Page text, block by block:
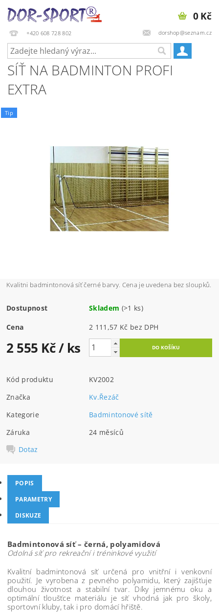
+420 608 728 802 dorshop@seznam.cz
0 Kč
SÍŤ NA BADMINTON PROFI
EXTRA
Tip
Kvalitni badmintonová síť černé barvy. Cena je uvedena bez sloupků.
Dostupnost Skladem (>1 ks)
Cena 2 111,57 Kč bez DPH
2 555 Kč/ ks
Kód produktu
KV2002
Značka
Kv.Řezáč
Kategorie
Badmintonové sítě
Záruka
24 měsíců
Dotaz
POPIS
PARAMETRY
DISKUZE
Badmintonová síť – černá, polyamidová
Odolná síť pro rekreační i tréninkové využití
Kvalitní badmintonová síť určená pro vnitřní i venkovní
použití. Je vyrobena z pevného polyamidu, který zajišťuje
dlouhou životnost a stabilní tvar. Díky jemnému oku a
optimální tloušťce materiálu je síť vhodná jak pro školy,
sportovní kluby, tak i pro domácí hřiště.